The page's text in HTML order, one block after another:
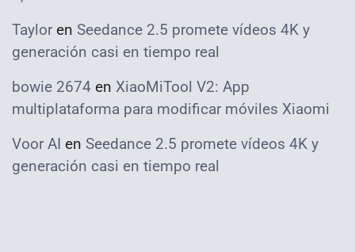
Taylor en Seedance 2.5 promete vídeos 4K y
generación casi en tiempo real
bowie 2674 en XiaoMiTool V2: App
multiplataforma para modificar móviles Xiaomi
Voor AI en Seedance 2.5 promete vídeos 4K y
generación casi en tiempo real